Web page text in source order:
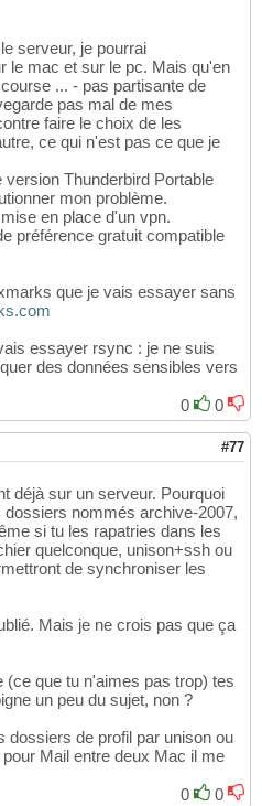
serveur, je pourrai
le mac et sur le pc. Mais qu'en
... - pas partisante de
pas mal de mes
faire le choix de les
ce qui n'est pas ce que je
Thunderbird Portable
mon problème.
en place d'un vpn.
préférence gratuit compatible
que je vais essayer sans
essayer rsync : je ne suis
des données sensibles vers
0
0
#77
déjà sur un serveur. Pourquoi
nommés archive-2007,
si tu les rapatries dans les
quelconque, unison+ssh ou
de synchroniser les
Mais je ne crois pas que ça
que tu n'aimes pas trop) tes
un peu du sujet, non ?
dossiers de profil par unison ou
Mail entre deux Mac il me
0
0